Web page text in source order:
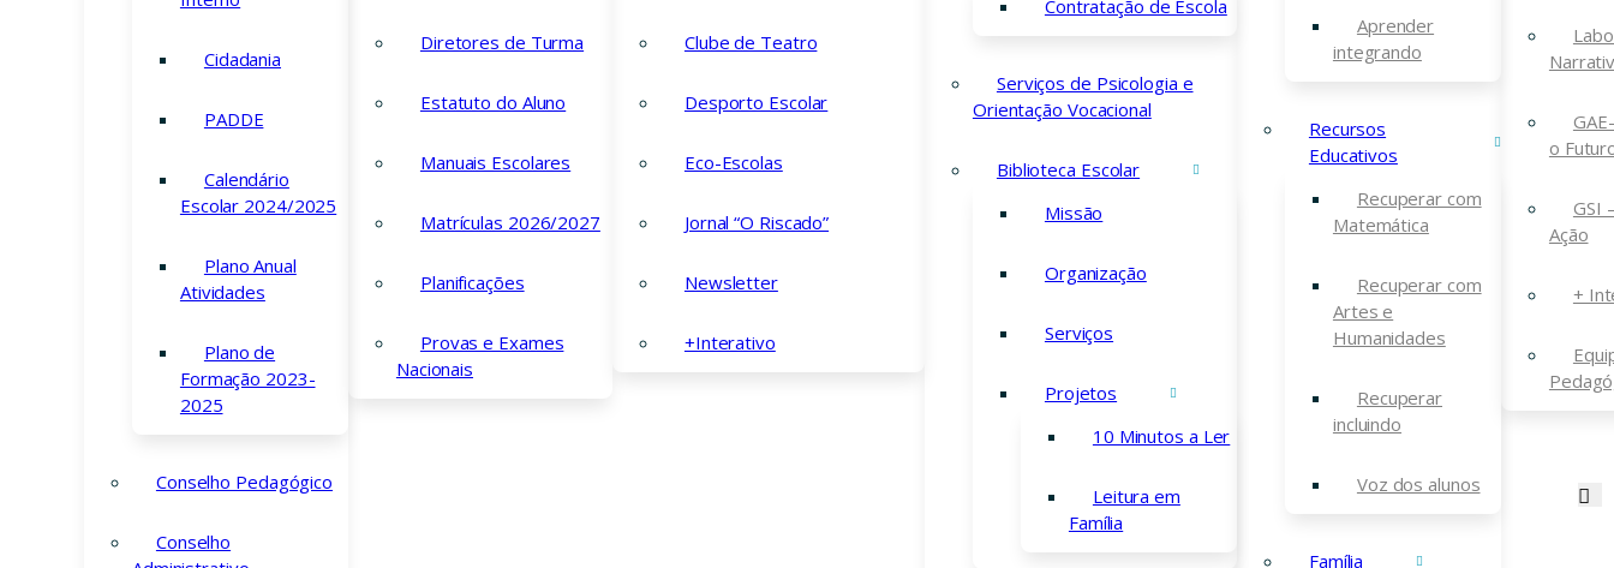
Cidadania
PADDE
Calendário
Escolar 2024/2025
Plano Anual
Atividades
Plano de
Formação 2023-
2025
Conselho Pedagógico
Conselho
Diretores de Turma
Estatuto do Aluno
Manuais Escolares
Matrículas 2026/2027
Planificações
Provas e Exames
Nacionais
Clube de Teatro
Desporto Escolar
Eco-Escolas
Jornal “O Riscado”
Newsletter
+Interativo
Contratação de Escola
Serviços de Psicologia e
Orientação Vocacional
Biblioteca Escolar
Missão
Organização
Serviços
Projetos
10 Minutos a Ler
Leitura em
Família
Aprender
integrando
Recursos
Educativos
Recuperar com
Matemática
Recuperar com
Artes e
Humanidades
Recuperar
incluindo
Voz dos alunos
Família
o
GSI
Ação
+
O Agrupamento foi criado em 24 de abril de 2002, tendo no ano
letivo anterior funcionado já a Escola Básica dos 2.º e 3.º Ciclos de
Escola Básica e Secundária de Airães
Rua de Santa Maria, N.º 2149, 4650-084 Airães